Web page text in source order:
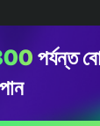
পর্যন্ত